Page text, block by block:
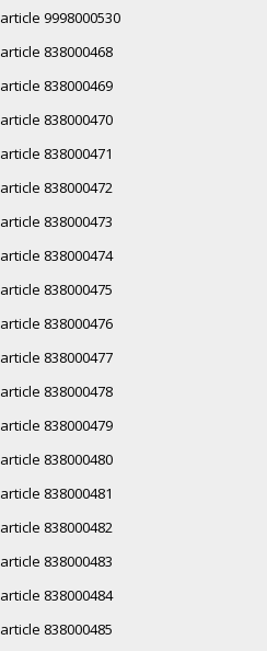
article 9998000530
article 838000468
article 838000469
article 838000470
article 838000471
article 838000472
article 838000473
article 838000474
article 838000475
article 838000476
article 838000477
article 838000478
article 838000479
article 838000480
article 838000481
article 838000482
article 838000483
article 838000484
article 838000485